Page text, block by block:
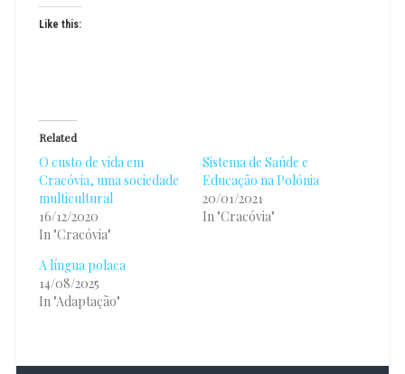
Like this:
Related
O custo de vida em
Cracóvia, uma sociedade
multicultural
16/12/2020
In "Cracóvia"
Sistema de Saúde e
Educação na Polónia
20/01/2021
In "Cracóvia"
A língua polaca
14/08/2025
In "Adaptação"